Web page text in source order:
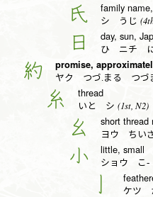
氏 family
シ うじ
日 day, sun,
ひ ニチ
約 promise,
ヤク つづ.まる つづ
糸 thread
いと シ (1st, N2)
幺 short thread
ヨウ ちい
小 little, small
ショウ こ-
亅 ケツ